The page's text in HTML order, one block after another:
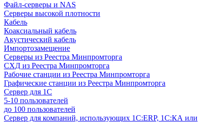
Файл-серверы и NAS
Серверы высокой плотности
Кабель
Коаксиальный кабель
Акустический кабель
Импортозамещение
Серверы из Реестра Минпромторга
СХД из Реестра Минпромторга
Рабочие станции из Реестра Минпромторга
Графические станции из Реестра Минпромторга
Сервер для 1С
5-10 пользователей
до 100 пользователей
Сервер для компаний, использующих 1C:ERP, 1С:КА или